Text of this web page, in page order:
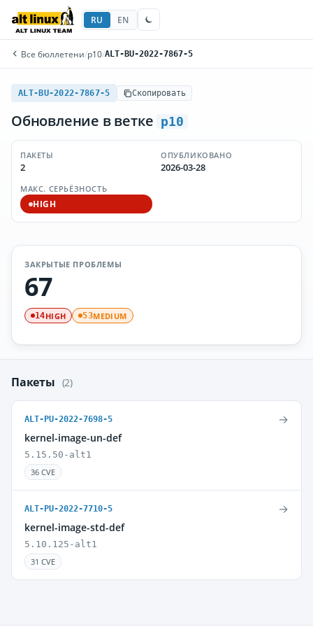
RU EN
Все бюллетени/p10/ALT-BU-2022-7867-5
ALT-BU-2022-7867-5 Скопировать
Обновление в ветке p10
ПАКЕТЫ
2
ОПУБЛИКОВАНО
2026-03-28
МАКС. СЕРЬЁЗНОСТЬ
HIGH
ЗАКРЫТЫЕ ПРОБЛЕМЫ
67
14HIGH 53MEDIUM
Пакеты (2)
ALT-PU-2022-7698-5
kernel-image-un-def
5.15.50-alt1
36 CVE
→
ALT-PU-2022-7710-5
kernel-image-std-def
5.10.125-alt1
31 CVE
→